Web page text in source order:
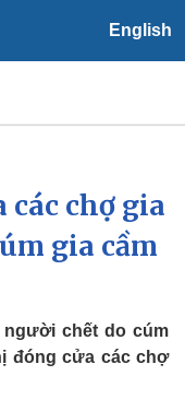
English
thời tiết
các chợ gia
gia cầm
người chết do cúm
đóng cửa các chợ